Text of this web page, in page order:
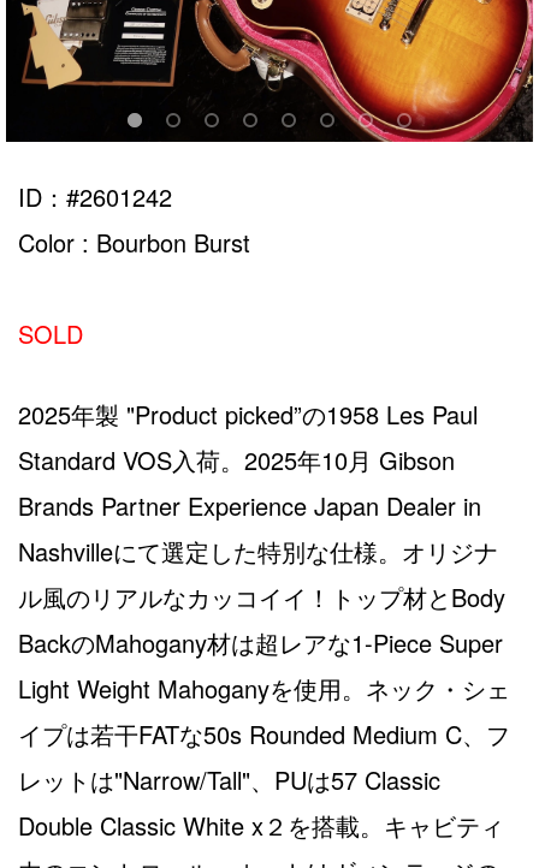
ID：#2601242
Color : Bourbon Burst
SOLD
2025年製 "Product picked”の1958 Les Paul
Standard VOS入荷。2025年10月 Gibson
Brands Partner Experience Japan Dealer in
Nashvilleにて選定した特別な仕様。オリジナ
ル風のリアルなカッコイイ！トップ材とBody
BackのMahogany材は超レアな1-Piece Super
Light Weight Mahoganyを使用。ネック・シェ
イプは若干FATな50s Rounded Medium C、フ
レットは"Narrow/Tall"、PUは57 Classic
Double Classic White x２を搭載。キャビティ